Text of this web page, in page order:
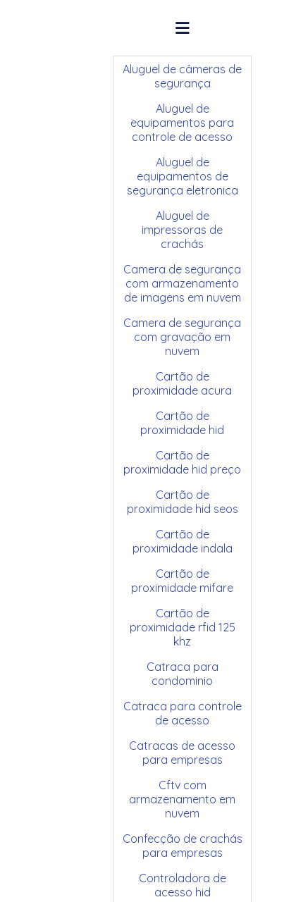
Aluguel de câmeras de
segurança
Aluguel de
equipamentos para
controle de acesso
Aluguel de
equipamentos de
segurança eletronica
Aluguel de
impressoras de
crachás
Camera de segurança
com armazenamento
de imagens em nuvem
Camera de segurança
com gravação em
nuvem
Cartão de
proximidade acura
Cartão de
proximidade hid
Cartão de
proximidade hid preço
Cartão de
proximidade hid seos
Cartão de
proximidade indala
Cartão de
proximidade mifare
Cartão de
proximidade rfid 125
khz
Catraca para
condominio
Catraca para controle
de acesso
Catracas de acesso
para empresas
Cftv com
armazenamento em
nuvem
Confecção de crachás
para empresas
Controladora de
acesso hid